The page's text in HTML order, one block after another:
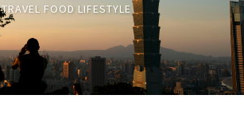
TRAVEL FOOD LIFESTYLE